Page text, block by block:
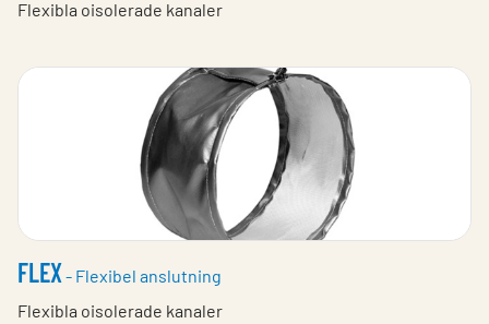
Flexibla oisolerade kanaler
FLEX- Flexibel anslutning
Flexibla oisolerade kanaler